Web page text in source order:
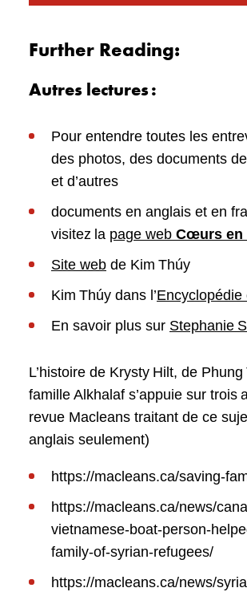
Further Reading:
Autres lectures :
Pour entendre toutes les
des photos, des documents
et d’autres
documents en anglais et en
visitez la page web Cœurs en
Site web de Kim Thúy
Kim Thúy dans l’Encyclopédie
En savoir plus sur Stephanie
L’histoire de Krysty Hilt, de
famille Alkhalaf s’appuie sur trois
revue Macleans traitant de ce
anglais seulement)
https://macleans.ca/saving-
https://macleans.ca/news/
vietnamese-boat-person-
family-of-syrian-refugees/
https://macleans.ca/news/